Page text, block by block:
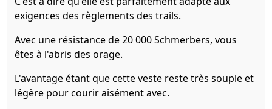
exigences des règlements des trails.
Avec une résistance de 20 000 Schmerbers, vous
êtes à l'abris des orage.
L'avantage étant que cette veste reste très souple et
légère pour courir aisément avec.